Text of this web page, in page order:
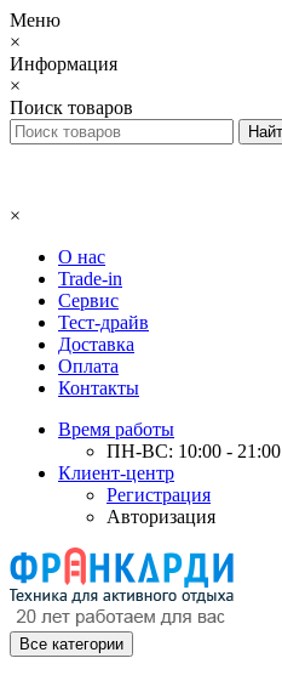
Меню
×
Информация
×
Поиск товаров
×
О нас
Trade-in
Сервис
Тест-драйв
Доставка
Оплата
Контакты
Время работы
ПН-ВС: 10:00 - 21:00
Клиент-центр
Регистрация
Авторизация
Все категории